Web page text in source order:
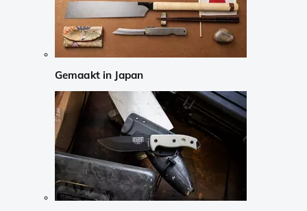
Gemaakt in Japan